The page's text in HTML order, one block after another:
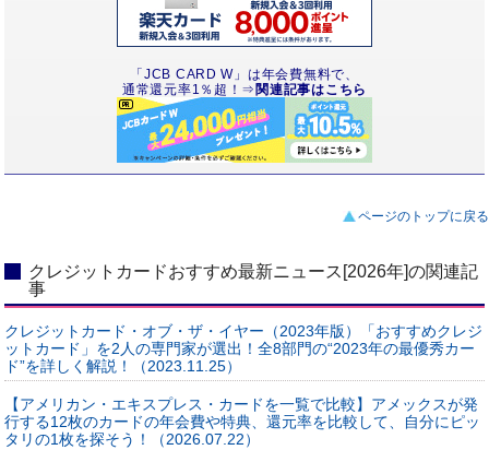
「JCB CARD W」は年会費無料で、
通常還元率1％超！⇒ 関連記事はこちら
ページのトップに戻る
クレジットカードおすすめ最新ニュース[2026年]の関連記
事
クレジットカード・オブ・ザ・イヤー（2023年版）「おすすめクレジ
ットカード」を2人の専門家が選出！全8部門の“2023年の最優秀カー
ド”を詳しく解説！（2023.11.25）
【アメリカン・エキスプレス・カードを一覧で比較】アメックスが発
行する12枚のカードの年会費や特典、還元率を比較して、自分にピッ
タリの1枚を探そう！（2026.07.22）